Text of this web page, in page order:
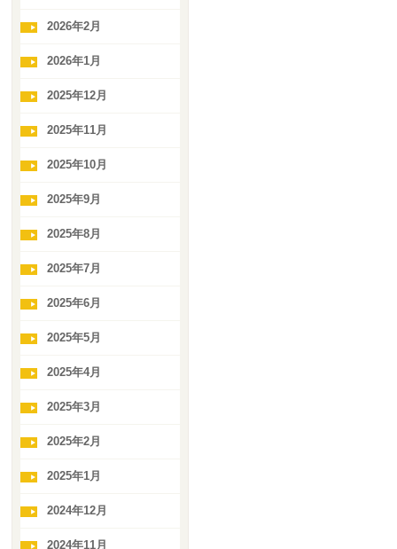
2026年2月
2026年1月
2025年12月
2025年11月
2025年10月
2025年9月
2025年8月
2025年7月
2025年6月
2025年5月
2025年4月
2025年3月
2025年2月
2025年1月
2024年12月
2024年11月